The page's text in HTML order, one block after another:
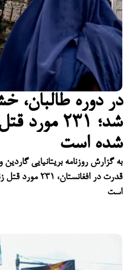
در دوره طالبان،
شد؛ ۲۳۱
شده است
به گزارش روزنامه بریتانیایی
است